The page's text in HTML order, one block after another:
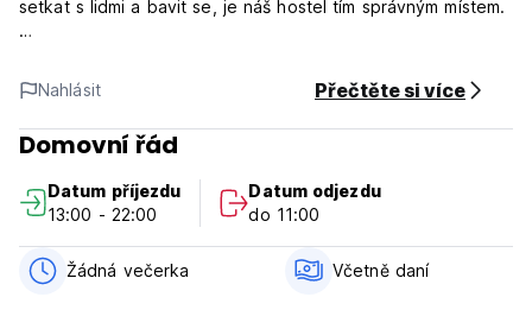
setkat s lidmi a bavit se, je náš hostel tím správným místem.
Chodit v noci ven, mít multikulturní večeře, užívat si zahradu
O našem hostelu
Barevný, s velkou kuchyní, obývacím pokojem a krásnou
velkou zahradou se společným prostorem.
Jsme blízko všeho, takže najdete vše, co potřebujete pro
usnadnění vašeho pobytu: supermarkety, pekárny,
Nahlásit Přečtěte si více
Domovní řád
Datum příjezdu
13:00 - 22:00
Datum odjezdu
do 11:00
Žádná večerka Včetně daní